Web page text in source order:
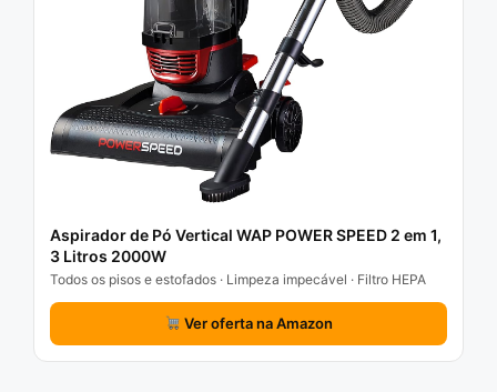
Aspirador de Pó Vertical WAP POWER SPEED 2 em 1,
3 Litros 2000W
Todos os pisos e estofados · Limpeza impecável · Filtro HEPA
Ver oferta na Amazon